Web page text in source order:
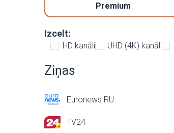
Premium
Izcelt:
HD kanāli UHD (4K) kanāli
Ziņas
Euronews RU
TV24